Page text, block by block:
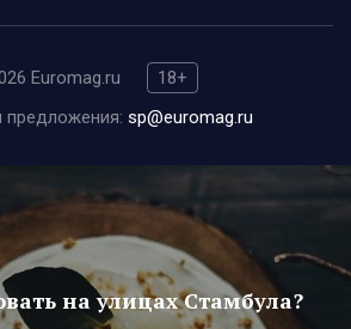
Euromag.ru
18+
предложения: sp@euromag.ru
на улицах Стамбула?